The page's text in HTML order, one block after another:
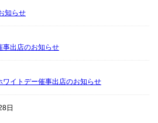
知らせ
出店のお知らせ
イトデー催事出店のお知らせ
日